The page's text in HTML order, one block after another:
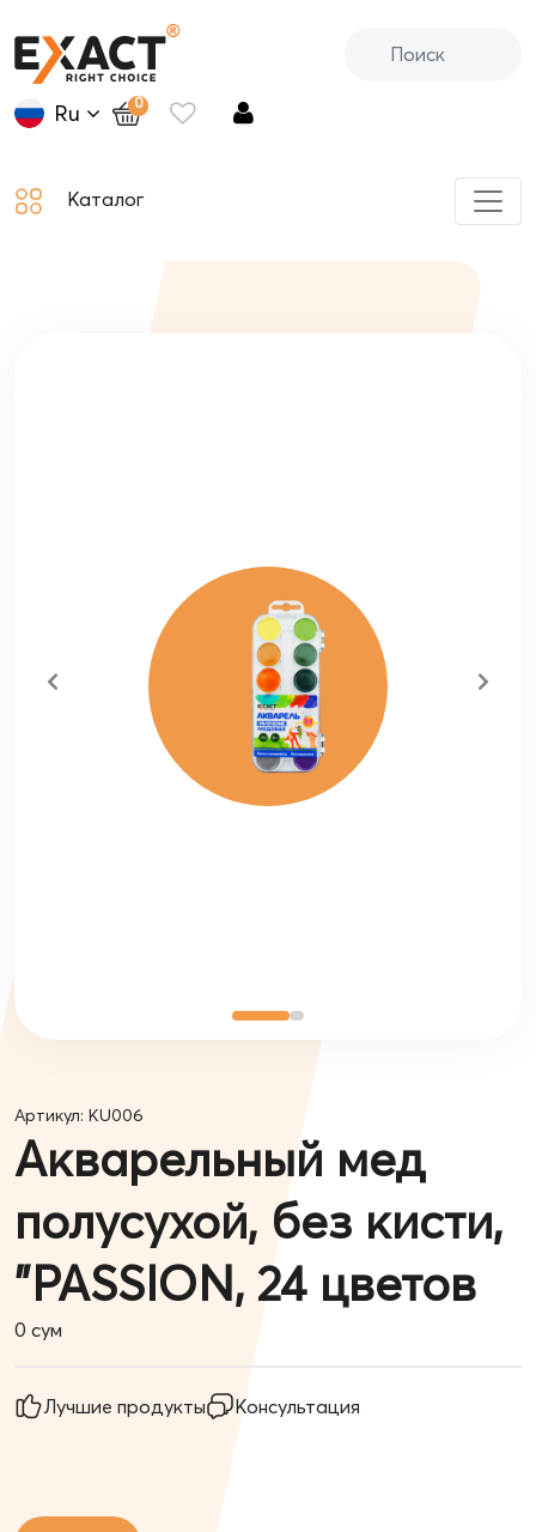
Ru 0
Каталог
Артикул: KU006
Акварельный мед
полусухой, без кисти,
"PASSION, 24 цветов
0 сум
Лучшие продукты Консультация